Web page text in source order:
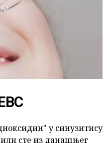
у синузитису
сте из данашњег